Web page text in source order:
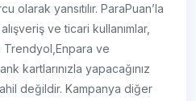
olarak yansıtılır. ParaPuan’la
ve ticari kullanımlar,
Trendyol,Enpara ve
kartlarınızla yapacağınız
değildir. Kampanya diğer